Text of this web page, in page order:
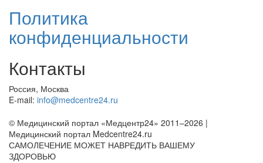
Политика
конфиденциальности
Контакты
Россия, Москва
E-mail: info@medcentre24.ru
© Медицинский портал «Медцентр24» 2011–2026 |
Медицинский портал Medcentre24.ru
САМОЛЕЧЕНИЕ МОЖЕТ НАВРЕДИТЬ ВАШЕМУ
ЗДОРОВЬЮ